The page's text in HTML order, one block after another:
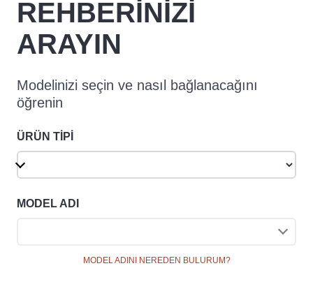
REHBERİNİZİ
ARAYIN
Modelinizi seçin ve nasıl bağlanacağını
öğrenin
ÜRÜN TİPİ
MODEL ADI
MODEL ADINI NEREDEN BULURUM?